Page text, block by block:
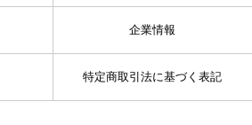
企業情報
特定商取引法に基づく表記